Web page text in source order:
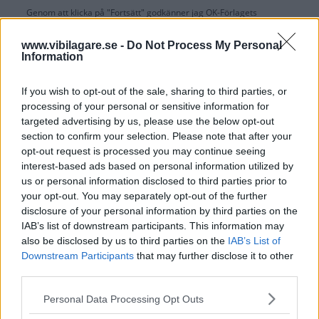
www.vibilagare.se - Do Not Process My Personal
Information
If you wish to opt-out of the sale, sharing to third parties, or
processing of your personal or sensitive information for
targeted advertising by us, please use the below opt-out
section to confirm your selection. Please note that after your
opt-out request is processed you may continue seeing
interest-based ads based on personal information utilized by
us or personal information disclosed to third parties prior to
your opt-out. You may separately opt-out of the further
disclosure of your personal information by third parties on the
IAB’s list of downstream participants. This information may
also be disclosed by us to third parties on the IAB’s List of
Downstream Participants that may further disclose it to other
Please note that this website/app uses one or more Google
Personal Data Processing Opt Outs
Genom att klicka på "Fortsätt" godkänner jag OK-Förlagets
OK-Förlagets integritetspolicy
Är du redan prenumerant på vår papperstidning?
Aktivera din digitala prenumeration utan kostnad här.